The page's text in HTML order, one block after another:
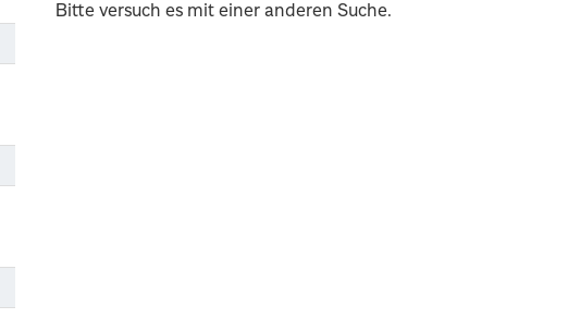
Bitte versuch es mit einer anderen Suche.